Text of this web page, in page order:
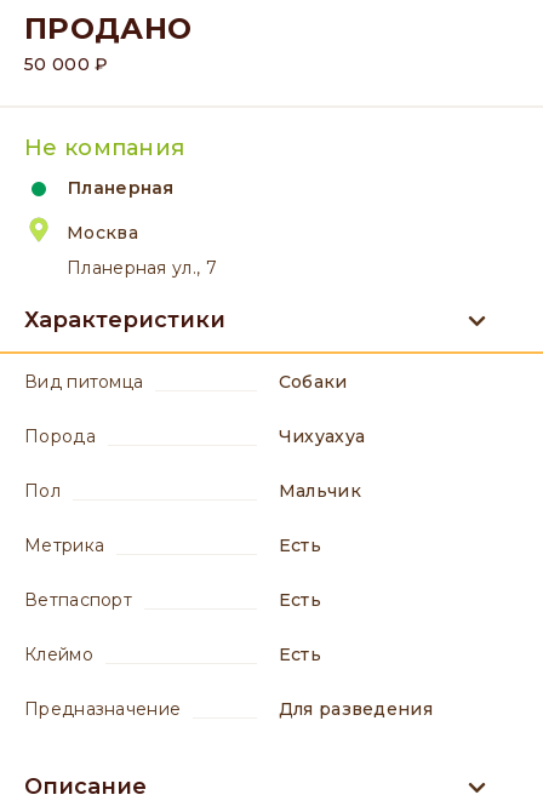
ПРОДАНО
50 000 ₽
Не компания
Планерная
Москва
Планерная ул., 7
Характеристики
вид питомца Собаки
порода Чихуахуа
пол мальчик
метрика есть
ветпаспорт есть
клеймо есть
предназначение для разведения
Описание